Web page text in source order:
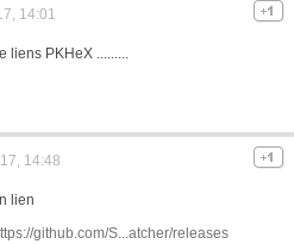
14:01
liens PKHeX .........
14:48
lien
github.com/S...atcher/releases